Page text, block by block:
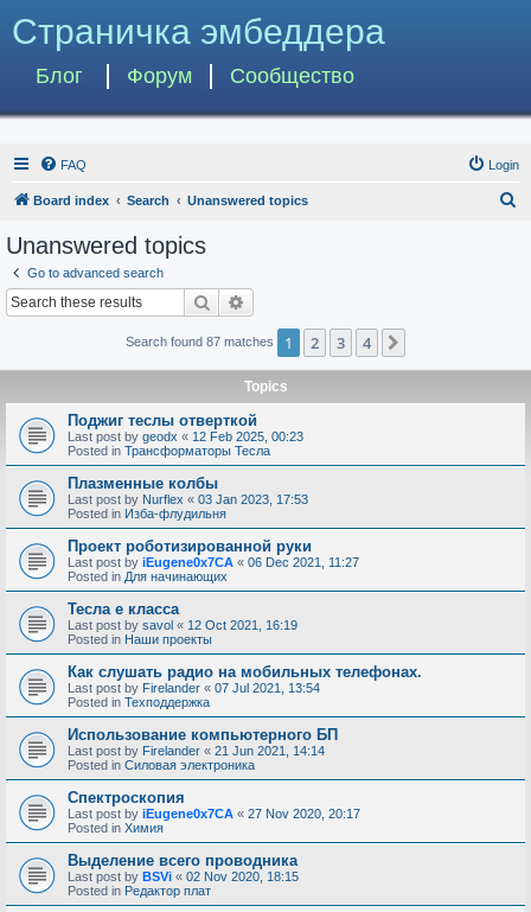
Страничка эмбеддера
Блог Форум Сообщество
FAQ Login
Board index Search Unanswered topics
Unanswered topics
Go to advanced search
Search
Search found 87 matches 1 2 3 4
Topics
Поджиг теслы отверткой
Last post by geodx « 12 Feb 2025, 00:23
Posted in Трансформаторы Тесла
Плазменные колбы
Last post by Nurflex « 03 Jan 2023, 17:53
Posted in Изба-флудильня
Проект роботизированной руки
Last post by iEugene0x7CA « 06 Dec 2021, 11:27
Posted in Для начинающих
Тесла е класса
Last post by savol « 12 Oct 2021, 16:19
Posted in Наши проекты
Как слушать радио на мобильных телефонах.
Last post by Firelander « 07 Jul 2021, 13:54
Posted in Техподдержка
Использование компьютерного БП
Last post by Firelander « 21 Jun 2021, 14:14
Posted in Силовая электроника
Спектроскопия
Last post by iEugene0x7CA « 27 Nov 2020, 20:17
Posted in Химия
Выделение всего проводника
Last post by BSVi « 02 Nov 2020, 18:15
Posted in Редактор плат